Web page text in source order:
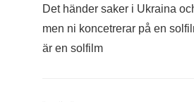
Det händer saker i Ukraina
men ni koncetrerar på en
är en solfilm